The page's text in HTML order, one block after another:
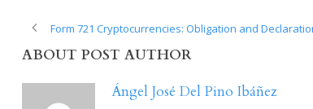
Form 721 Cryptocurrencies: Obligation and
ABOUT POST AUTHOR
Ángel José Del Pino Ibáñez